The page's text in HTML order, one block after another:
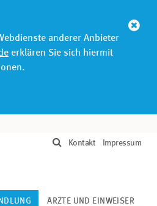
anderer Anbieter
erklären Sie sich hiermit
Kontakt Impressum
(CURRENT)
ÄRZTE UND EINWEISER